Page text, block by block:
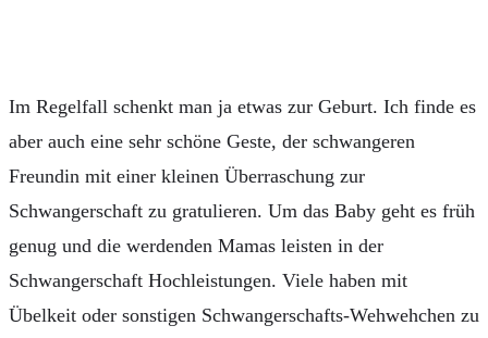
Im Regelfall schenkt man ja etwas zur Geburt. Ich finde es
aber auch eine sehr schöne Geste, der schwangeren
Freundin mit einer kleinen Überraschung zur
Schwangerschaft zu gratulieren. Um das Baby geht es früh
genug und die werdenden Mamas leisten in der
Schwangerschaft Hochleistungen. Viele haben mit
Übelkeit oder sonstigen Schwangerschafts-Wehwehchen zu